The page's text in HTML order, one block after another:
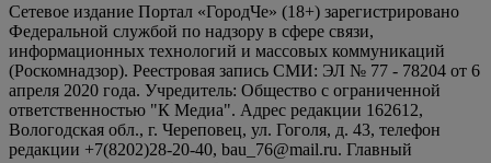
Сетевое издание Портал «ГородЧе» (18+) зарегистрировано
Федеральной службой по надзору в сфере связи,
информационных технологий и массовых коммуникаций
(Роскомнадзор). Реестровая запись СМИ: ЭЛ № 77 - 78204 от 6
апреля 2020 года. Учредитель: Общество с ограниченной
ответственностью "К Медиа". Адрес редакции 162612,
Вологодская обл., г. Череповец, ул. Гоголя, д. 43, телефон
редакции +7(8202)28-20-40, bau_76@mail.ru. Главный